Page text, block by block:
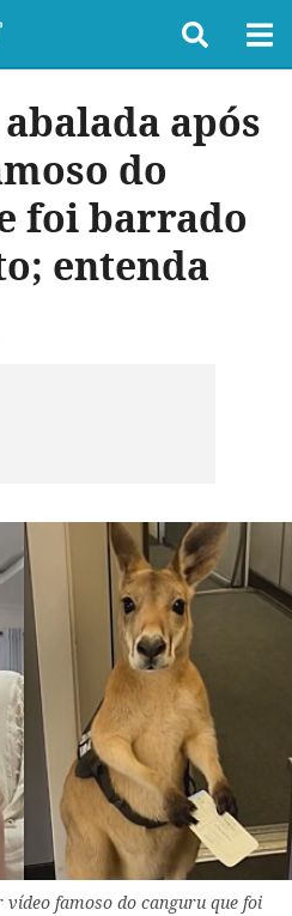
após
do
foi barrado
entenda
famoso do canguru que foi